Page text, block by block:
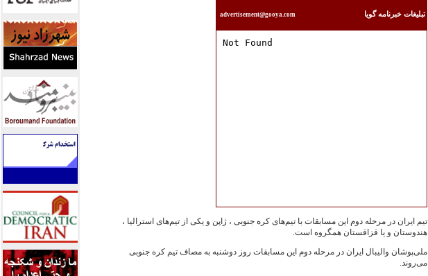
تبليغات خبرنامه گويا advertisement@gooya.com
تيم ايران در مرحله دوم اين مسابقات با تيم‌های کره جنوبی ، ژاپن و يکی از تيم‌های استراليا ،
هندوستان و يا قزاقستان همگروه است.
ملی‌پوشان واليبال ايران در مرحله دوم اين مسابقات روز دوشنبه به مصاف تيم کره جنوبی
می‌روند.